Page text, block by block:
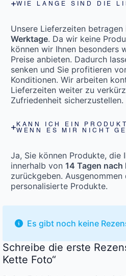
WIE LANGE SIND DIE
Unsere Lieferzeiten betragen
Werktage. Da wir keine
können wir Ihnen besonders
Preise anbieten. Dadurch
senken und Sie profitieren
Konditionen. Wir arbeiten
Lieferzeiten weiter zu
Zufriedenheit sicherzustellen.
KANN ICH EIN
WENN ES MIR NICHT
Ja, Sie können Produkte, die
innerhalb von 14 Tagen
zurückgeben. Ausgenommen
personalisierte Produkte.
Es gibt noch keine
Schreibe die erste
Kette Foto“